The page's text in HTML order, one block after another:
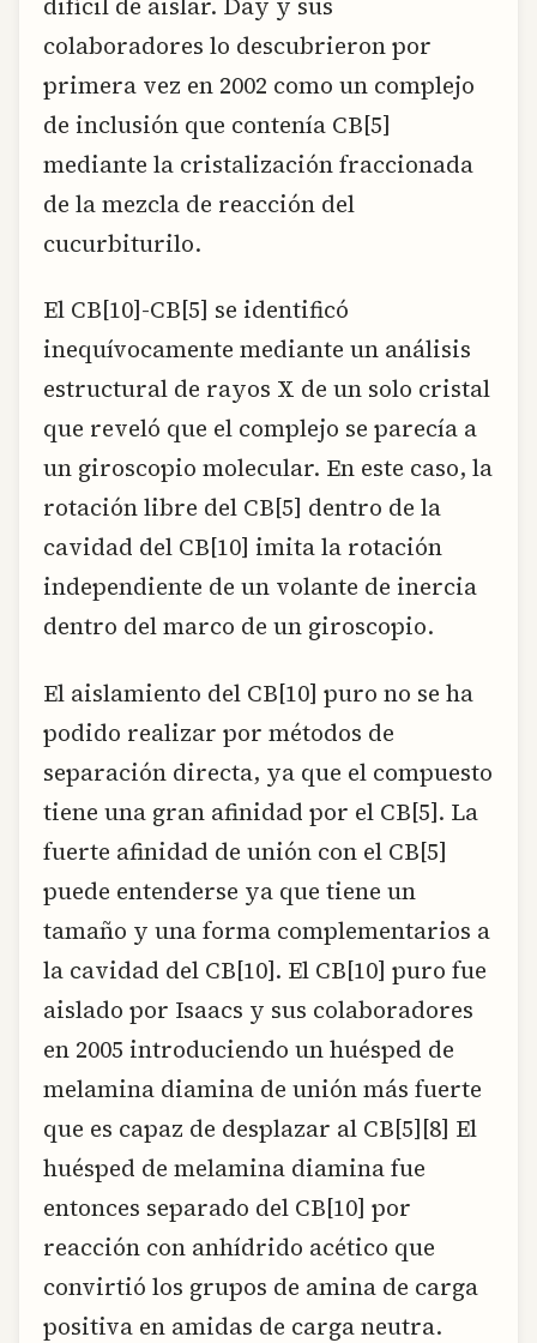
colaboradores lo descubrieron por
primera vez en 2002 como un complejo
de inclusión que contenía CB[5]
mediante la cristalización fraccionada
de la mezcla de reacción del
cucurbiturilo.
El CB[10]-CB[5] se identificó
inequívocamente mediante un análisis
estructural de rayos X de un solo cristal
que reveló que el complejo se parecía a
un giroscopio molecular. En este caso, la
rotación libre del CB[5] dentro de la
cavidad del CB[10] imita la rotación
independiente de un volante de inercia
dentro del marco de un giroscopio.
El aislamiento del CB[10] puro no se ha
podido realizar por métodos de
separación directa, ya que el compuesto
tiene una gran afinidad por el CB[5]. La
fuerte afinidad de unión con el CB[5]
puede entenderse ya que tiene un
tamaño y una forma complementarios a
la cavidad del CB[10]. El CB[10] puro fue
aislado por Isaacs y sus colaboradores
en 2005 introduciendo un huésped de
melamina diamina de unión más fuerte
que es capaz de desplazar al CB[5][8] El
huésped de melamina diamina fue
entonces separado del CB[10] por
reacción con anhídrido acético que
convirtió los grupos de amina de carga
positiva en amidas de carga neutra.